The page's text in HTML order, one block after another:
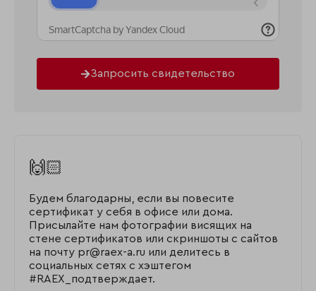
Запросить свидетельство
🙌🏻
Будем благодарны, если вы повесите
сертификат у себя в офисе или дома.
Присылайте нам фотографии висящих на
стене сертификатов или скриншоты с сайтов
на почту pr@raex-a.ru или делитесь в
социальных сетях с хэштегом
#RAEX_подтверждает.